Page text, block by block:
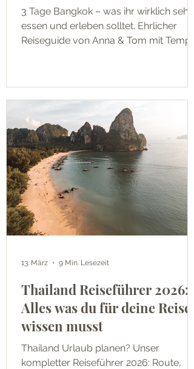
3 Tage Bangkok – was ihr wirklich
essen und erleben solltet. Ehrlicher
Reiseguide von Anna & Tom mit
Thailand Reiseführer 2026:
Alles was du für deine Reise
wissen musst
Thailand Urlaub planen? Unser
kompletter Reiseführer 2026: Route,
13. März 9 Min. Lesezeit